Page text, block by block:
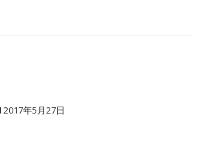
2017年5月27日